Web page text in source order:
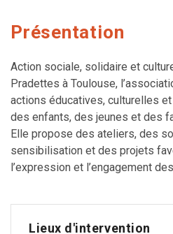
Présentation
Action sociale, solidaire et
Pradettes à Toulouse,
actions éducatives, culturelles
des enfants, des jeunes et des
Elle propose des ateliers, des
sensibilisation et des projets
l’expression et l’engagement
Lieux d'intervention